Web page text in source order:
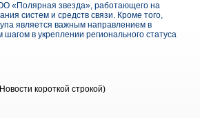
«Полярная звезда», работающего на
систем и средств связи. Кроме того,
является важным направлением в
в укреплении регионального статуса
короткой строкой)